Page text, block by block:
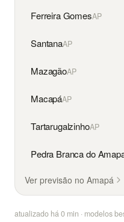
Ferreira GomesAP
SantanaAP
MazagãoAP
MacapáAP
TartarugalzinhoAP
Pedra Branca do
Ver previsão no Amapá
atualizado há 0 min · modelos